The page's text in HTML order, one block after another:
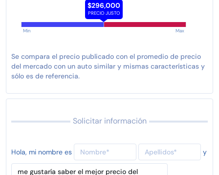
$296,000
PRECIO JUSTO
Min Max
Se compara el precio publicado con el promedio de precio
del mercado con un auto similar y mismas características y
sólo es de referencia.
Solicitar información
Hola, mi nombre es y